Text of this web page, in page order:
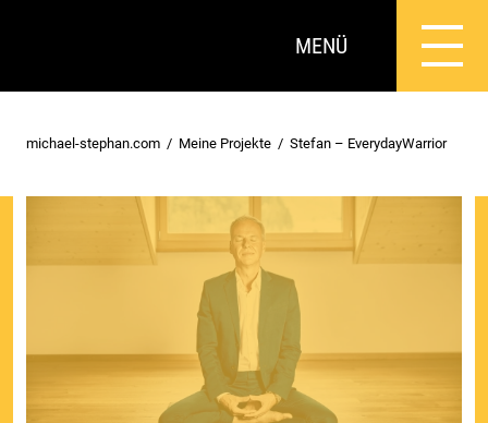
MENÜ
michael-stephan.com Meine Projekte Stefan – EverydayWarrior